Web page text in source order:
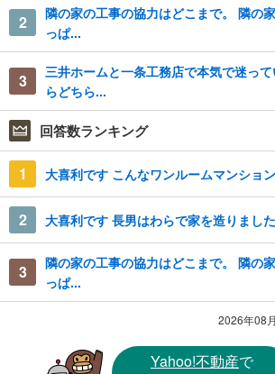
2
隣の家の工事の協力はどこまで。 隣の
っぱ...
3
三井ホームと一条工務店で本気で迷っ
らどちら...
回答数ランキング
1 大喜利です こんなワンルームマンショ
2 大喜利です 長男はわらで家を造りまし
3
隣の家の工事の協力はどこまで。 隣の
っぱ...
2026年08
Yahoo!不動産で